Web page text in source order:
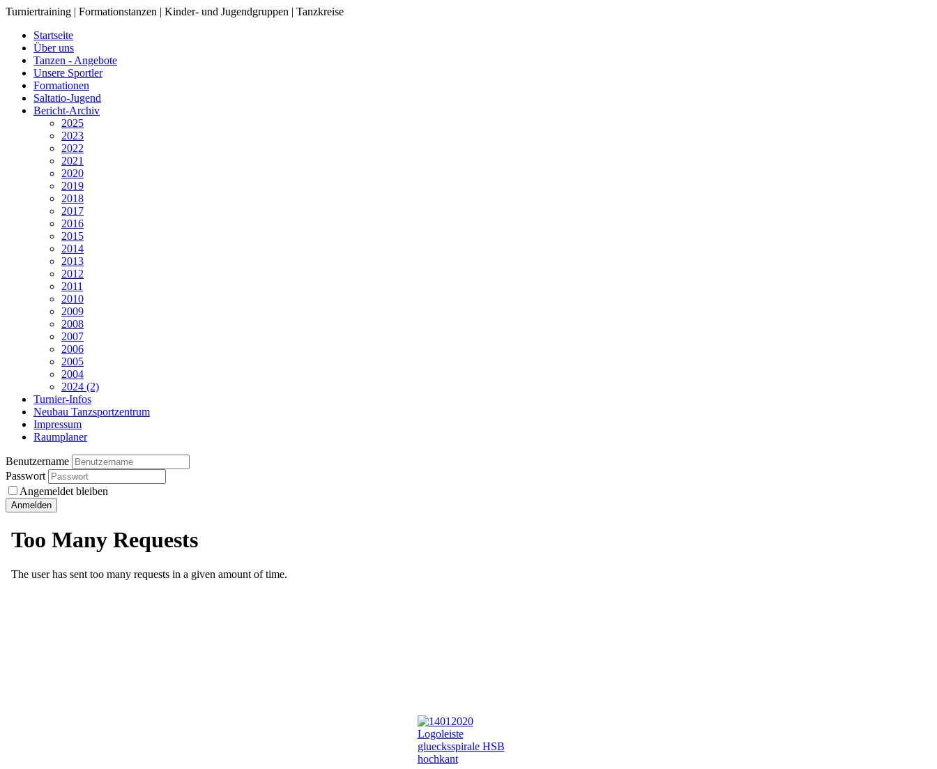
Turniertraining | Formationstanzen | Kinder- und Jugendgruppen | Tanzkreise
Startseite
Über uns
Tanzen - Angebote
Unsere Sportler
Formationen
Saltatio-Jugend
Bericht-Archiv
2025
2023
2022
2021
2020
2019
2018
2017
2016
2015
2014
2013
2012
2011
2010
2009
2008
2007
2006
2005
2004
2024 (2)
Turnier-Infos
Neubau Tanzsportzentrum
Impressum
Raumplaner
Benutzername
Passwort
Angemeldet bleiben